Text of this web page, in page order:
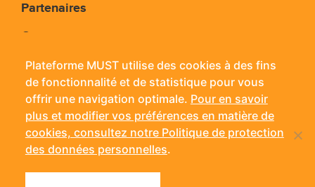
Partenaires
Contact
Plateforme MUST - 11 rue Jean Bouin - 24660
Coulounieix-Chamiers
Mobile :06 14 56 42 38- Tél. :05 53 09 03 15- Fax : 05
53 09 03 71
Mentions légales
Politique de confidentialité
Plateforme MUST utilise des cookies à des fins
de fonctionnalité et de statistique pour vous
offrir une navigation optimale. Pour en savoir
plus et modifier vos préférences en matière de
cookies, consultez notre Politique de protection
des données personnelles.